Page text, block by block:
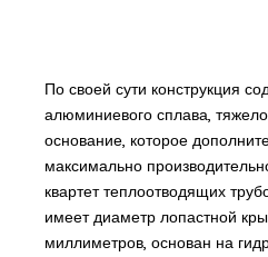
По своей сути конструкция
алюминиевого сплава,
основание, которое
максимально
квартет теплоотводящих
имеет диаметр лопастной
миллиметров, основан на